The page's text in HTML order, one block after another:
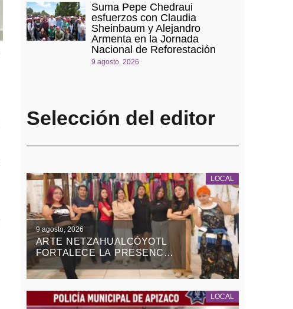
Suma Pepe Chedraui
esfuerzos con Claudia
Sheinbaum y Alejandro
Armenta en la Jornada
Nacional de Reforestación
9 agosto, 2026
Selección del editor
LOCAL
9 agosto, 2026
ARTE NETZAHUALCÓYOTL
FORTALECE LA PRESENCIA
DEL SARAPE TLAXCALTECA
EN ESTADOS UNIDOS
LOCAL